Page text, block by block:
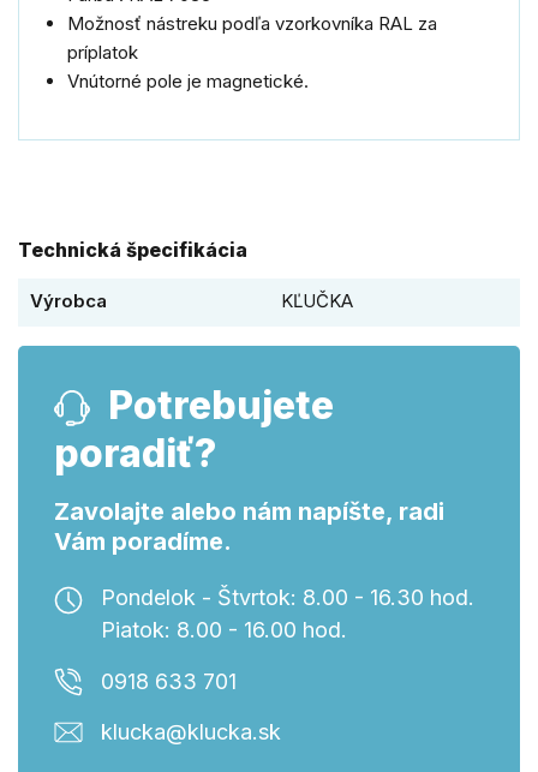
Možnosť nástreku podľa vzorkovníka RAL za
príplatok
Vnútorné pole je magnetické.
Technická špecifikácia
Výrobca KĽUČKA
Potrebujete
poradiť?
Zavolajte alebo nám napíšte, radi
Vám poradíme.
Pondelok - Štvrtok: 8.00 - 16.30 hod.
Piatok: 8.00 - 16.00 hod.
0918 633 701
klucka@klucka.sk